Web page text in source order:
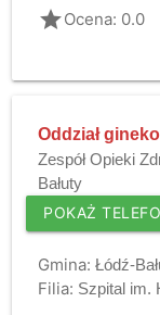
gradeOcena: 0.0
Oddział
Zespół Opieki
Bałuty
POKAŻ
Gmina: Łódź-
Filia: Szpital im.